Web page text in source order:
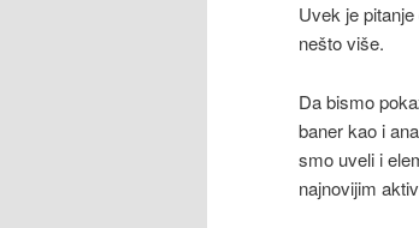
Uvek je
nešto više.
Da bismo
baner kao i
smo uveli i
najnovijim